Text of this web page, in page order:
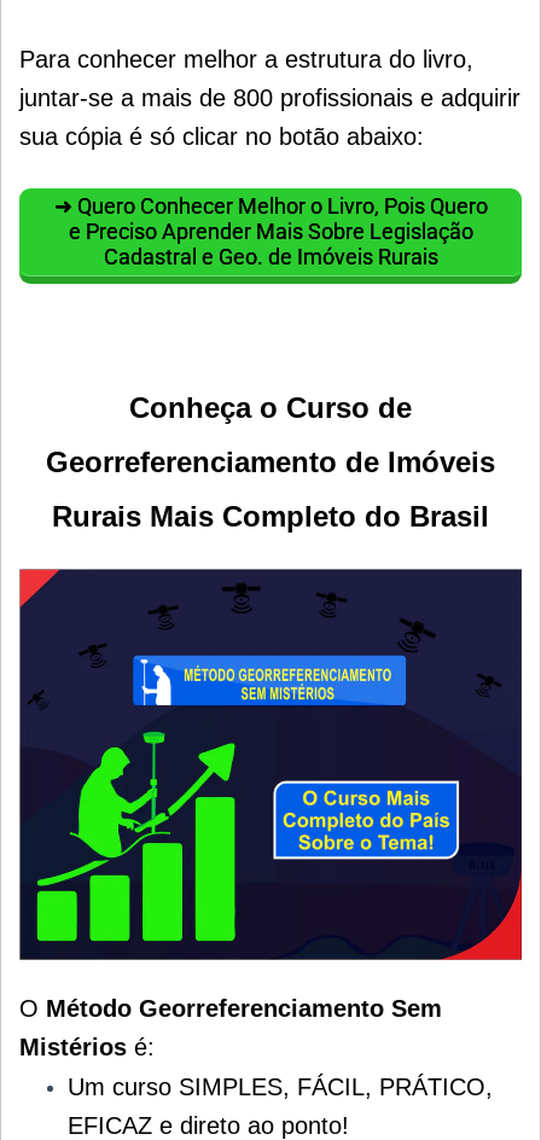
Para conhecer melhor a estrutura do livro,
juntar-se a mais de 800 profissionais e adquirir
sua cópia é só clicar no botão abaixo:
➜ Quero Conhecer Melhor o Livro, Pois Quero
e Preciso Aprender Mais Sobre Legislação
Cadastral e Geo. de Imóveis Rurais
Conheça o Curso de
Georreferenciamento de Imóveis
Rurais Mais Completo do Brasil
O Método Georreferenciamento Sem
Mistérios é:
Um curso SIMPLES, FÁCIL, PRÁTICO,
EFICAZ e direto ao ponto!